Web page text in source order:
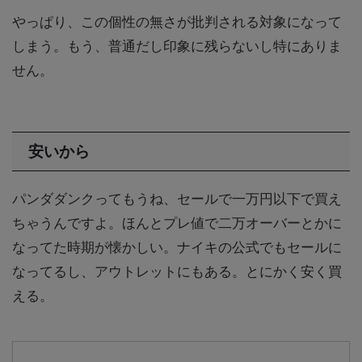
やっぱり、この個性の無さが批判される対象になって
しまう。もう、普通だし印象に残らないし特にありま
せん。
安いから
パンダダンクってもうね、セールで一万円以下で買え
ちゃうんですよ。ほんとプレ値で二万オーバーとかに
なってた時期が懐かしい。ナイキの公式でもセールに
なってるし、アウトレットにもある。とにかく安く買
える。